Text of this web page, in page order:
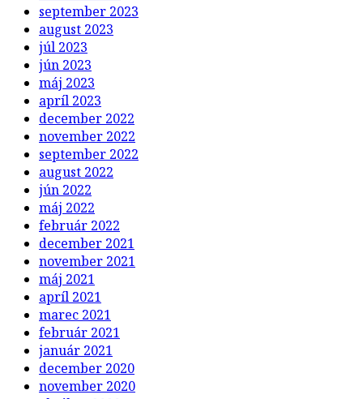
september 2023
august 2023
júl 2023
jún 2023
máj 2023
apríl 2023
december 2022
november 2022
september 2022
august 2022
jún 2022
máj 2022
február 2022
december 2021
november 2021
máj 2021
apríl 2021
marec 2021
február 2021
január 2021
december 2020
november 2020